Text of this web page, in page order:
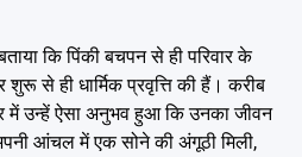
कि पिंकी बचपन से ही परिवार के
से ही धार्मिक प्रवृत्ति की हैं। करीब
में उन्हें ऐसा अनुभव हुआ कि उनका जीवन
आंचल में एक सोने की अंगूठी मिली,